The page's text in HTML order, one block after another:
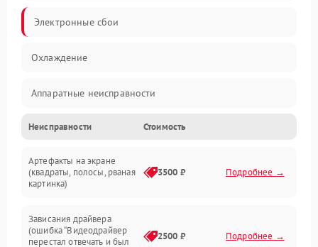
Электронные сбои
Охлаждение
Аппаратные неисправности
Перегрев и термопроблемы
Видео
Интерфейсные и коммуникационные проблемы
Неисправности Стоимость
Артефакты на экране
(квадраты, полосы, рваная
картинка)
3500 ₽ Подробнее →
Зависания драйвера
(ошибка “Видеодрайвер
перестал отвечать и был
2500 ₽ Подробнее →